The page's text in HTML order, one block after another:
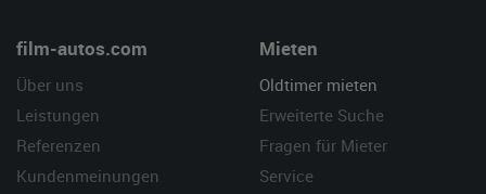
film-autos.com
Über uns
Leistungen
Referenzen
Kundenmeinungen
Mieten
Oldtimer mieten
Erweiterte Suche
Fragen für Mieter
Service